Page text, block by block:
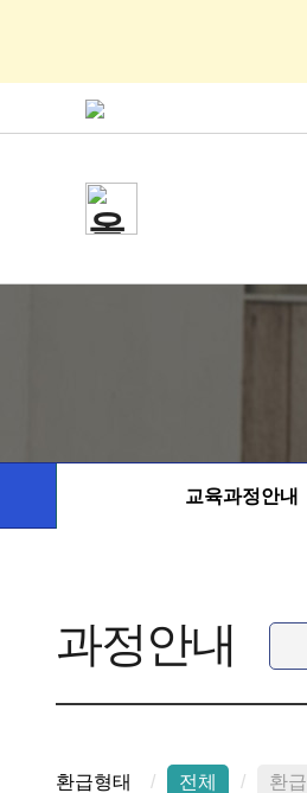
교육과정안내
과정안내
환급형태 / 전체 / 환급